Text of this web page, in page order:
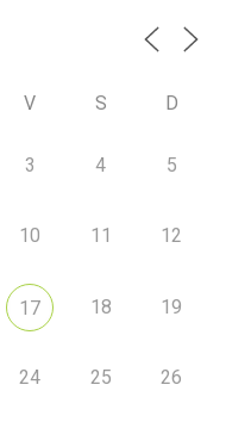
V S D
3 4 5
10 11 12
17 18 19
24 25 26